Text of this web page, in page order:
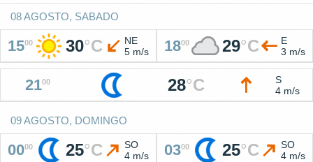
08 AGOSTO, SABADO
1500 30°C
NE
5 m/s
1800 29°C
E
3 m/s
2100 28°C
S
4 m/s
09 AGOSTO, DOMINGO
0000 25°C
SO
4 m/s
0300 25°C
SO
4 m/s